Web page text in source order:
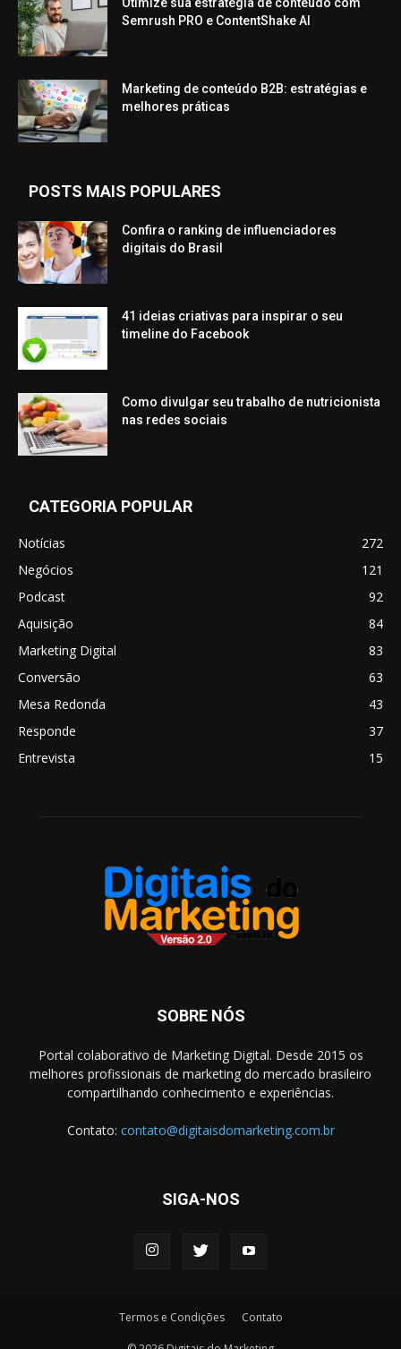
Semrush PRO e ContentShake AI
Marketing de conteúdo B2B: estratégias e
melhores práticas
POSTS MAIS POPULARES
Confira o ranking de influenciadores
digitais do Brasil
41 ideias criativas para inspirar o seu
timeline do Facebook
Como divulgar seu trabalho de nutricionista
nas redes sociais
CATEGORIA POPULAR
Notícias
272
Negócios
121
Podcast
92
Aquisição
84
Marketing Digital
83
Conversão
63
Mesa Redonda
43
Responde
37
Entrevista
15
SOBRE NÓS
Portal colaborativo de Marketing Digital. Desde 2015 os
melhores profissionais de marketing do mercado brasileiro
compartilhando conhecimento e experiências.
Contato: contato@digitaisdomarketing.com.br
SIGA-NOS
Termos e Condições Contato